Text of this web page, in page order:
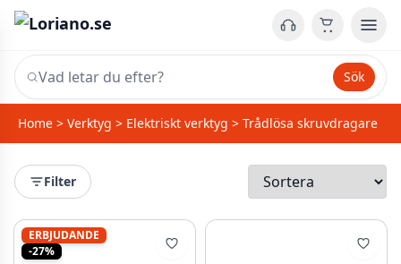
Sök
Home > Verktyg > Elektriskt verktyg > Trådlösa skruvdragare
Filter
ERBJUDANDE
-27%